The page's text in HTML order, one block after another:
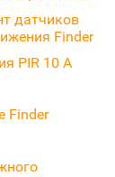
датчиков
Finder
PIR 10 А
Finder